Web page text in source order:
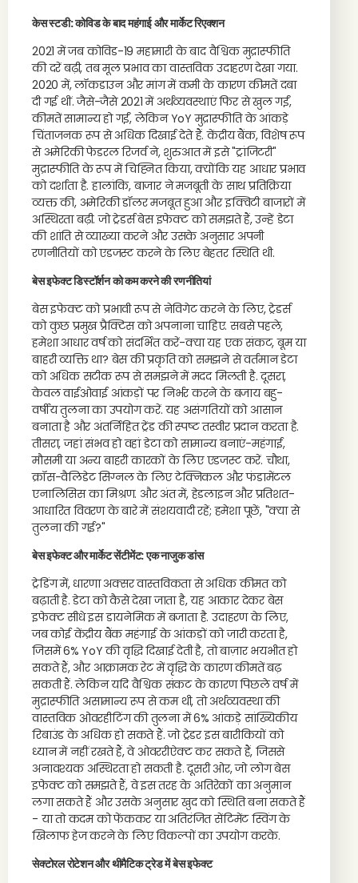
केस स्टडी: कोविड के बाद महंगाई और मार्केट रिएक्शन
2021 में जब कोविड-19 महामारी के बाद वैश्विक मुद्रास्फीति
की दरें बढ़ी, तब मूल प्रभाव का वास्तविक उदाहरण देखा गया.
2020 में, लॉकडाउन और मांग में कमी के कारण कीमतें दबा
दी गई थीं. जैसे-जैसे 2021 में अर्थव्यवस्थाएं फिर से खुल गईं,
कीमतें सामान्य हो गईं, लेकिन YoY मुद्रास्फीति के आंकड़े
चिंताजनक रूप से अधिक दिखाई देते हैं. केंद्रीय बैंक, विशेष रूप
से अमेरिकी फेडरल रिजर्व ने, शुरुआत में इसे "ट्रांजिटरी"
मुद्रास्फीति के रूप में चिह्नित किया, क्योंकि यह आधार प्रभाव
को दर्शाता है. हालांकि, बाजार ने मजबूती के साथ प्रतिक्रिया
व्यक्त की, अमेरिकी डॉलर मजबूत हुआ और इक्विटी बाजारों में
अस्थिरता बढ़ी. जो ट्रेडर्स बेस इफेक्ट को समझते हैं, उन्हें डेटा
की शांति से व्याख्या करने और उसके अनुसार अपनी
रणनीतियों को एडजस्ट करने के लिए बेहतर स्थिति थी.
बेस इफेक्ट डिस्टॉर्शन को कम करने की रणनीतियां
बेस इफेक्ट को प्रभावी रूप से नेविगेट करने के लिए, ट्रेडर्स
को कुछ प्रमुख प्रैक्टिस को अपनाना चाहिए. सबसे पहले,
हमेशा आधार वर्ष को संदर्भित करें-क्या यह एक संकट, बूम या
बाहरी व्यक्ति था? बेस की प्रकृति को समझने से वर्तमान डेटा
को अधिक सटीक रूप से समझने में मदद मिलती है. दूसरा,
केवल वाईओवाई आंकड़ों पर निर्भर करने के बजाय बहु-
वर्षीय तुलना का उपयोग करें. यह असंगतियों को आसान
बनाता है और अंतर्निहित ट्रेंड की स्पष्ट तस्वीर प्रदान करता है.
तीसरा, जहां संभव हो वहां डेटा को सामान्य बनाएं-महंगाई,
मौसमी या अन्य बाहरी कारकों के लिए एडजस्ट करें. चौथा,
क्रॉस-वैलिडेट सिग्नल के लिए टेक्निकल और फंडामेंटल
एनालिसिस का मिश्रण. और अंत में, हेडलाइन और प्रतिशत-
आधारित विवरण के बारे में संशयवादी रहें; हमेशा पूछें, "क्या से
तुलना की गई?"
बेस इफेक्ट और मार्केट सेंटीमेंट: एक नाजुक डांस
ट्रेडिंग में, धारणा अक्सर वास्तविकता से अधिक कीमत को
बढ़ाती है. डेटा को कैसे देखा जाता है, यह आकार देकर बेस
इफेक्ट सीधे इस डायनेमिक में बजाता है. उदाहरण के लिए,
जब कोई केंद्रीय बैंक महंगाई के आंकड़ों को जारी करता है,
जिसमें 6% YoY की वृद्धि दिखाई देती है, तो बाज़ार भयभीत हो
सकते हैं, और आक्रामक रेट में वृद्धि के कारण कीमतें बढ़
सकती हैं. लेकिन यदि वैश्विक संकट के कारण पिछले वर्ष में
मुद्रास्फीति असामान्य रूप से कम थी, तो अर्थव्यवस्था की
वास्तविक ओवरहीटिंग की तुलना में 6% आंकड़े सांख्यिकीय
रिबाउंड के अधिक हो सकते हैं. जो ट्रेडर इस बारीकियों को
ध्यान में नहीं रखते हैं, वे ओवररीऐक्ट कर सकते हैं, जिससे
अनावश्यक अस्थिरता हो सकती है. दूसरी ओर, जो लोग बेस
इफेक्ट को समझते हैं, वे इस तरह के अतिरेकों का अनुमान
लगा सकते हैं और उसके अनुसार खुद को स्थिति बना सकते हैं
- या तो कदम को फेंककर या अतिरंजित सेंटिमेंट स्विंग के
खिलाफ हेज करने के लिए विकल्पों का उपयोग करके.
सेक्टोरल रोटेशन और थीमैटिक ट्रेड में बेस इफेक्ट